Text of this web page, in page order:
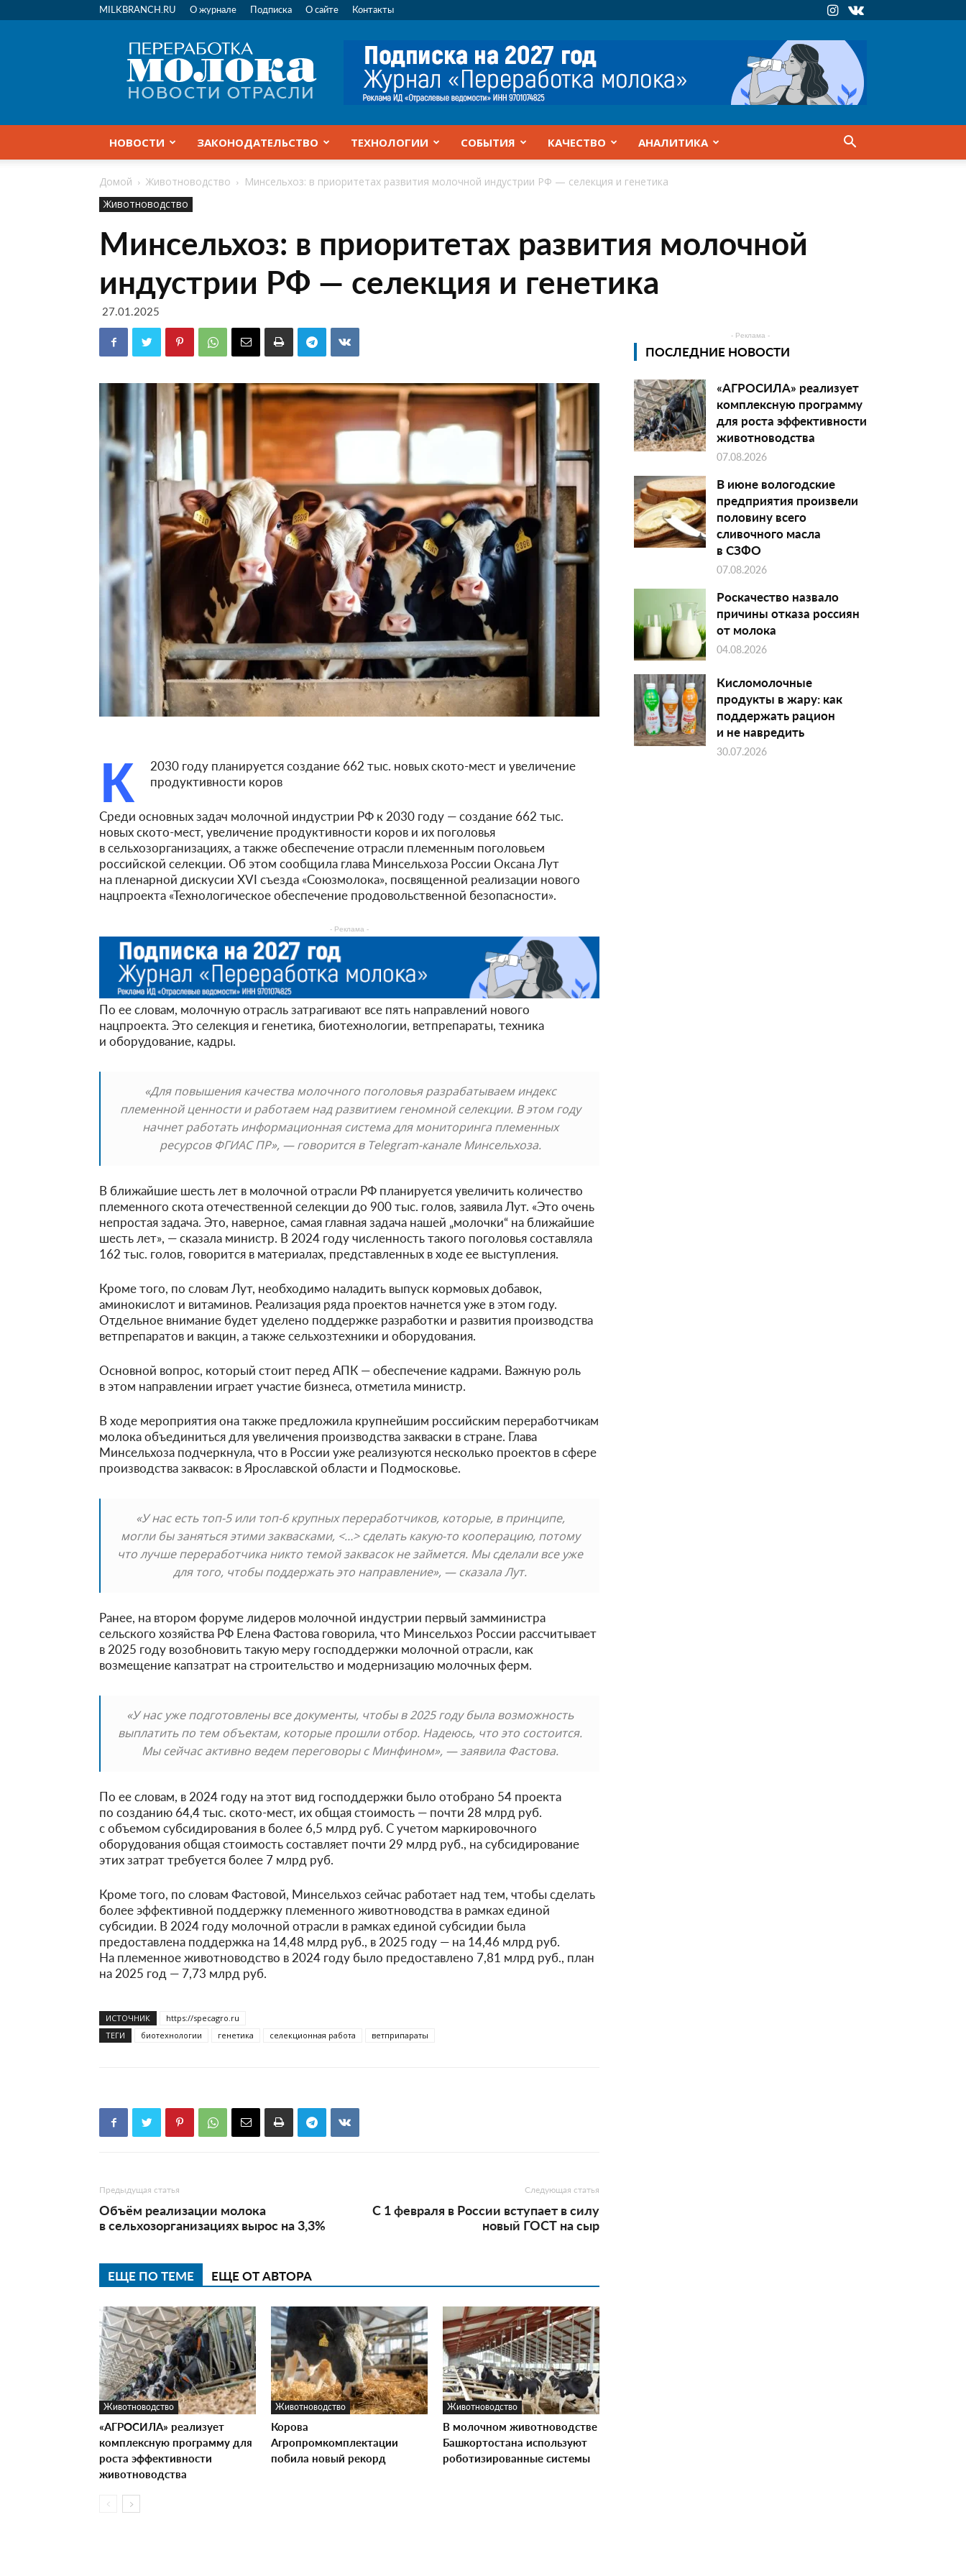
MILKBRANCH.RU О журнале Подписка О сайте Контакты
Переработка
молока
|
Новости
НОВОСТИ ЗАКОНОДАТЕЛЬСТВО ТЕХНОЛОГИИ СОБЫТИЯ КАЧЕСТВО АНАЛИТИКА
Домой Животноводство
Минсельхоз: в приоритетах развития молочной индустрии РФ — селекция и генетика
Животноводство
Минсельхоз: в приоритетах развития молочной
индустрии РФ — селекция и генетика
27.01.2025
К
2030 году планируется создание 662 тыс. новых ското-мест и увеличение
продуктивности коров
Среди основных задач молочной индустрии РФ к 2030 году — создание 662 тыс.
новых ското-мест, увеличение продуктивности коров и их поголовья
в сельхозорганизациях, а также обеспечение отрасли племенным поголовьем
российской селекции. Об этом сообщила глава Минсельхоза России Оксана Лут
на пленарной дискусии XVI съезда «Союзмолока», посвященной реализации нового
нацпроекта «Технологическое обеспечение продовольственной безопасности».
- Реклама -
По ее словам, молочную отрасль затрагивают все пять направлений нового
нацпроекта. Это селекция и генетика, биотехнологии, ветпрепараты, техника
и оборудование, кадры.
«Для повышения качества молочного поголовья разрабатываем индекс
племенной ценности и работаем над развитием геномной селекции. В этом году
начнет работать информационная система для мониторинга племенных
ресурсов ФГИАС ПР», — говорится в Telegram-канале Минсельхоза.
В ближайшие шесть лет в молочной отрасли РФ планируется увеличить количество
племенного скота отечественной селекции до 900 тыс. голов, заявила Лут. «Это очень
непростая задача. Это, наверное, самая главная задача нашей „молочки“ на ближайшие
шесть лет», — сказала министр. В 2024 году численность такого поголовья составляла
162 тыс. голов, говорится в материалах, представленных в ходе ее выступления.
Кроме того, по словам Лут, необходимо наладить выпуск кормовых добавок,
аминокислот и витаминов. Реализация ряда проектов начнется уже в этом году.
Отдельное внимание будет уделено поддержке разработки и развития производства
ветпрепаратов и вакцин, а также сельхозтехники и оборудования.
Основной вопрос, который стоит перед АПК — обеспечение кадрами. Важную роль
в этом направлении играет участие бизнеса, отметила министр.
В ходе мероприятия она также предложила крупнейшим российским переработчикам
молока объединиться для увеличения производства закваски в стране. Глава
Минсельхоза подчеркнула, что в России уже реализуются несколько проектов в сфере
производства заквасок: в Ярославской области и Подмосковье.
«У нас есть топ-5 или топ-6 крупных переработчиков, которые, в принципе,
могли бы заняться этими заквасками, <…> сделать какую-то кооперацию, потому
что лучше переработчика никто темой заквасок не займется. Мы сделали все уже
для того, чтобы поддержать это направление», — сказала Лут.
Ранее, на втором форуме лидеров молочной индустрии первый замминистра
сельского хозяйства РФ Елена Фастова говорила, что Минсельхоз России рассчитывает
в 2025 году возобновить такую меру господдержки молочной отрасли, как
возмещение капзатрат на строительство и модернизацию молочных ферм.
«У нас уже подготовлены все документы, чтобы в 2025 году была возможность
выплатить по тем объектам, которые прошли отбор. Надеюсь, что это состоится.
Мы сейчас активно ведем переговоры с Минфином», — заявила Фастова.
По ее словам, в 2024 году на этот вид господдержки было отобрано 54 проекта
по созданию 64,4 тыс. ското-мест, их общая стоимость — почти 28 млрд руб.
с объемом субсидирования в более 6,5 млрд руб. С учетом маркировочного
оборудования общая стоимость составляет почти 29 млрд руб., на субсидирование
этих затрат требуется более 7 млрд руб.
Кроме того, по словам Фастовой, Минсельхоз сейчас работает над тем, чтобы сделать
более эффективной поддержку племенного животноводства в рамках единой
субсидии. В 2024 году молочной отрасли в рамках единой субсидии была
предоставлена поддержка на 14,48 млрд руб., в 2025 году — на 14,46 млрд руб.
На племенное животноводство в 2024 году было предоставлено 7,81 млрд руб., план
на 2025 год — 7,73 млрд руб.
ИСТОЧНИК
https://specagro.ru
ТЕГИ
биотехнологии генетика селекционная работа ветприпараты
Предыдущая статья
Объём реализации молока
в сельхозорганизациях вырос на 3,3%
Следующая статья
С 1 февраля в России вступает в силу
новый ГОСТ на сыр
ЕЩЕ ПО ТЕМЕ ЕЩЕ ОТ АВТОРА
Животноводство
«АГРОСИЛА» реализует
комплексную программу для
роста эффективности
животноводства
Животноводство
Корова
Агропромкомплектации
побила новый рекорд
Животноводство
В молочном животноводстве
Башкортостана используют
роботизированные системы
- Реклама -
ПОСЛЕДНИЕ НОВОСТИ
«АГРОСИЛА» реализует
комплексную программу
для роста эффективности
животноводства
07.08.2026
В июне вологодские
предприятия произвели
половину всего
сливочного масла
в СЗФО
07.08.2026
Роскачество назвало
причины отказа россиян
от молока
04.08.2026
Кисломолочные
продукты в жару: как
поддержать рацион
и не навредить
30.07.2026